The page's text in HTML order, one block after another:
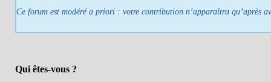
Ce forum est modéré a priori : votre contribution n’apparaîtra qu’après
Qui êtes-vous ?